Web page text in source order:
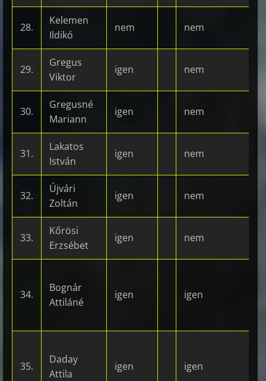
28.
Kelemen
Ildikó
nem nem
29.
Gregus
Viktor
igen nem
30.
Gregusné
Mariann
igen nem
31.
Lakatos
István
igen nem
32.
Újvári
Zoltán
igen nem
33.
Kőrösi
Erzsébet
igen nem
34.
Bognár
Attiláné
igen igen
35.
Daday
Attila
igen igen